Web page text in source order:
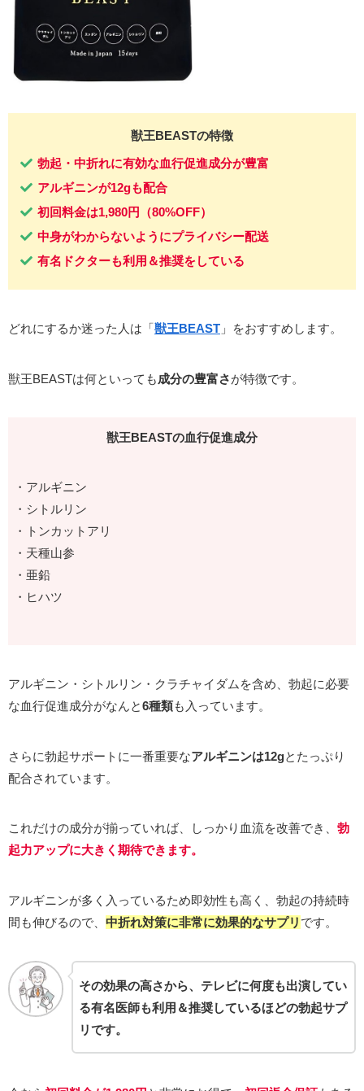
獣王BEASTの特徴
勃起・中折れに有効な血行促進成分が豊富
アルギニンが12gも配合
初回料金は1,980円（80%OFF）
中身がわからないようにプライバシー配送
有名ドクターも利用＆推奨をしている
どれにするか迷った人は「獣王BEAST 」をおすすめします。
獣王BEASTは何といっても成分の豊富さが特徴です。
獣王BEASTの血行促進成分
・アルギニン
・シトルリン
・トンカットアリ
・天種山参
・亜鉛
・ヒハツ
アルギニン・シトルリン・クラチャイダムを含め、勃起に必要
な血行促進成分がなんと6種類も入っています。
さらに勃起サポートに一番重要なアルギニンは12gとたっぷり
配合されています。
これだけの成分が揃っていれば、しっかり血流を改善でき、 勃
起力アップに大きく期待できます。
アルギニンが多く入っているため即効性も高く、勃起の持続時
間も伸びるので、 中折れ対策に非常に効果的なサプリ です。
その効果の高さから、テレビに何度も出演してい
る有名医師も利用＆推奨しているほどの勃起サプ
リです。